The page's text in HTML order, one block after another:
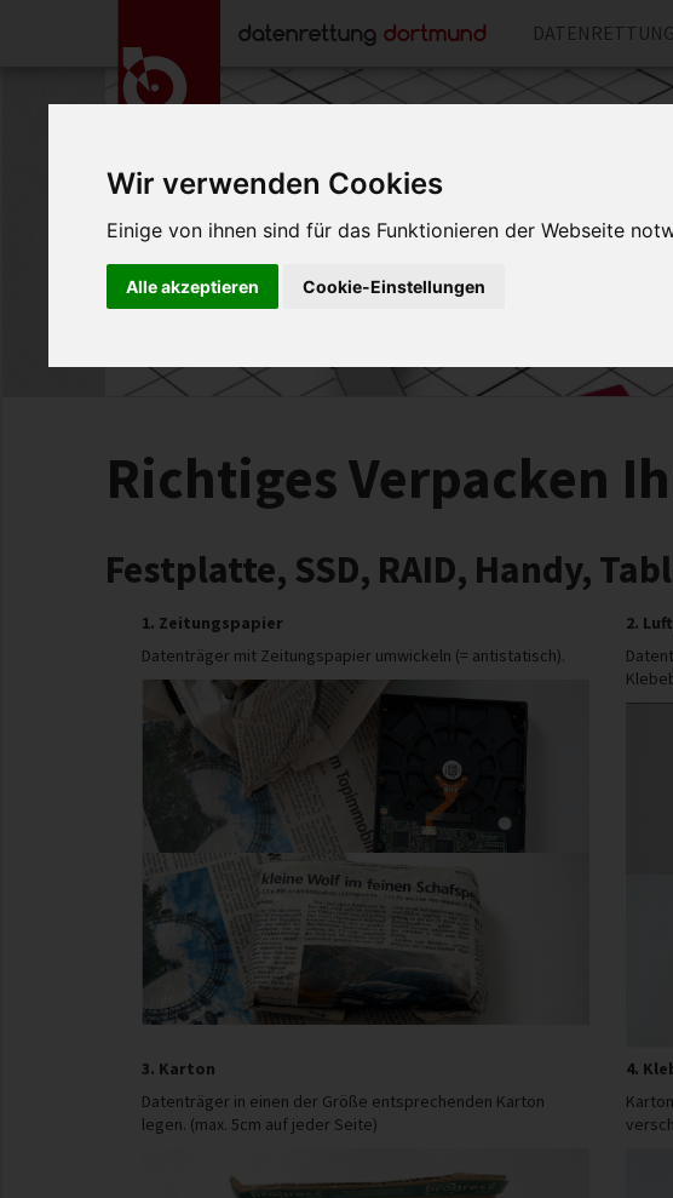
Wir verwenden Cookies
Einige von ihnen sind für das Funktionieren der Webseite
Alle akzeptieren Cookie-Einstellungen
DATENRETTUNG
Richtiges Verpacken
Festplatte, SSD, RAID, Handy,
1. Zeitungspapier
Datenträger mit Zeitungspapier umwickeln (= antistatisch).
2.
3. Karton
Datenträger in einen der Größe entsprechenden Karton
legen. (max. 5cm auf jeder Seite)
4.